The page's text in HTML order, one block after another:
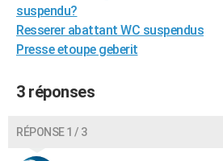
BONS PLANS
CARTE DE VOEUX
suspendu?
Resserer abattant WC suspendus
Presse etoupe geberit
3 réponses
RÉPONSE 1 / 3